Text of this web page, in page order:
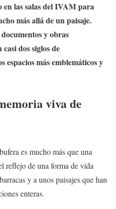
las salas del IVAM para
más allá de un paisaje.
y obras
dos siglos de
espacios más emblemáticos y
viva de
es mucho más que una
reflejo de una forma de vida
y a unos paisajes que han
enteras.